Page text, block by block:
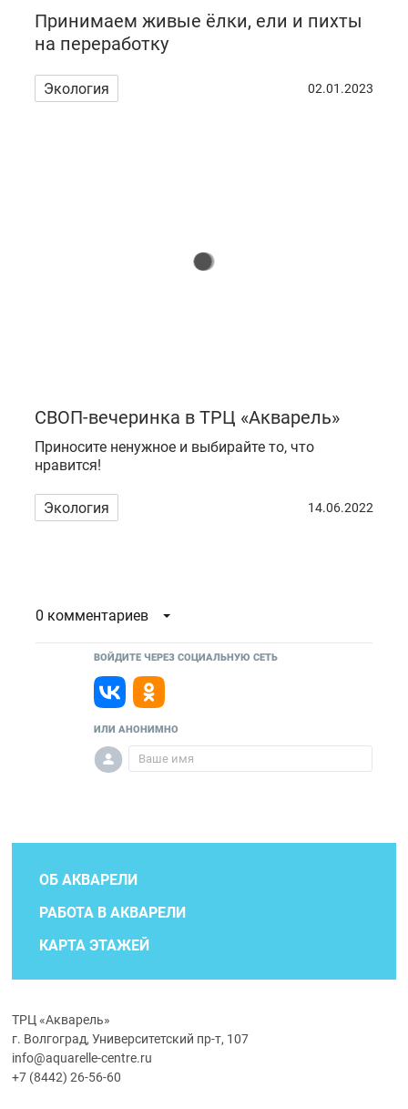
Принимаем живые ёлки, ели и пихты
на переработку
Экология 02.01.2023
СВОП-вечеринка в ТРЦ «Акварель»
Приносите ненужное и выбирайте то, что
нравится!
Экология 14.06.2022
0 комментариев
ВОЙДИТЕ ЧЕРЕЗ СОЦИАЛЬНУЮ СЕТЬ
ИЛИ АНОНИМНО
ОБ АКВАРЕЛИ
РАБОТА В АКВАРЕЛИ
КАРТА ЭТАЖЕЙ
ТРЦ «Акварель»
г. Волгоград, Университетский пр-т, 107
info@aquarelle-centre.ru
+7 (8442) 26-56-60